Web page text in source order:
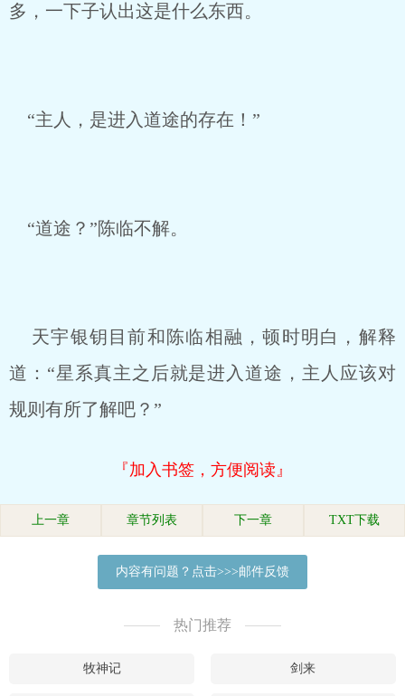
多，一下子认出这是什么东西。
“主人，是进入道途的存在！”
“道途？”陈临不解。
天宇银钥目前和陈临相融，顿时明白，解释
道：“星系真主之后就是进入道途，主人应该对
规则有所了解吧？”
『加入书签，方便阅读』
上一章 章节列表 下一章 TXT下载
内容有问题？点击>>>邮件反馈
热门推荐
牧神记 剑来